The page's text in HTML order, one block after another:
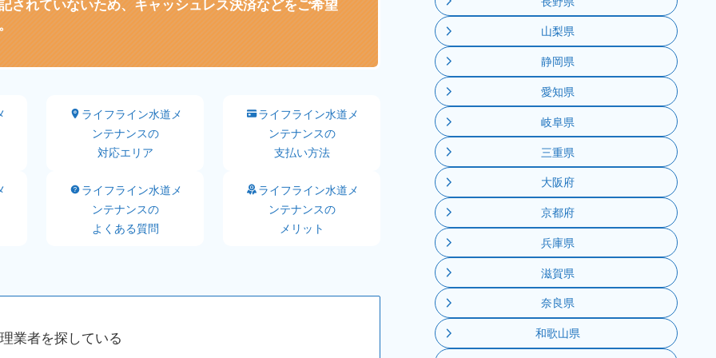
されていないため、キャッシュレス決済などをご希望
ライフライン水道メ
ンテナンスの
対応エリア
ライフライン水道メ
ンテナンスの
支払い方法
ライフライン水道メ
ンテナンスの
よくある質問
ライフライン水道メ
ンテナンスの
メリット
業者を探している
山梨県
静岡県
愛知県
岐阜県
三重県
大阪府
京都府
兵庫県
滋賀県
奈良県
和歌山県